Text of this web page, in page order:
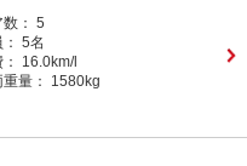
数： 5
5名
16.0km/l
量：
1580kg